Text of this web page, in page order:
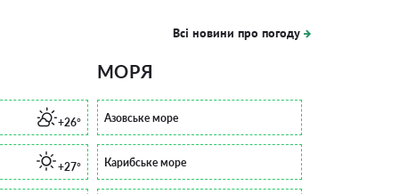
Всі новини про погоду
+26°
+27°
МОРЯ
Азовське море
Карибське море